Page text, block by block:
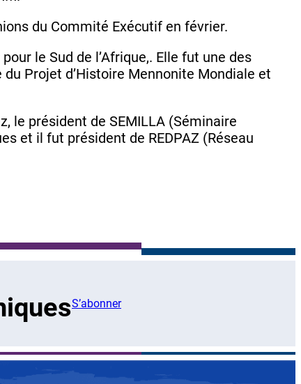
du Commité Exécutif en février.
le Sud de l’Afrique,. Elle fut une des
Projet d’Histoire Mennonite Mondiale et
le président de SEMILLA (Séminaire
et il fut président de REDPAZ (Réseau
S’abonner